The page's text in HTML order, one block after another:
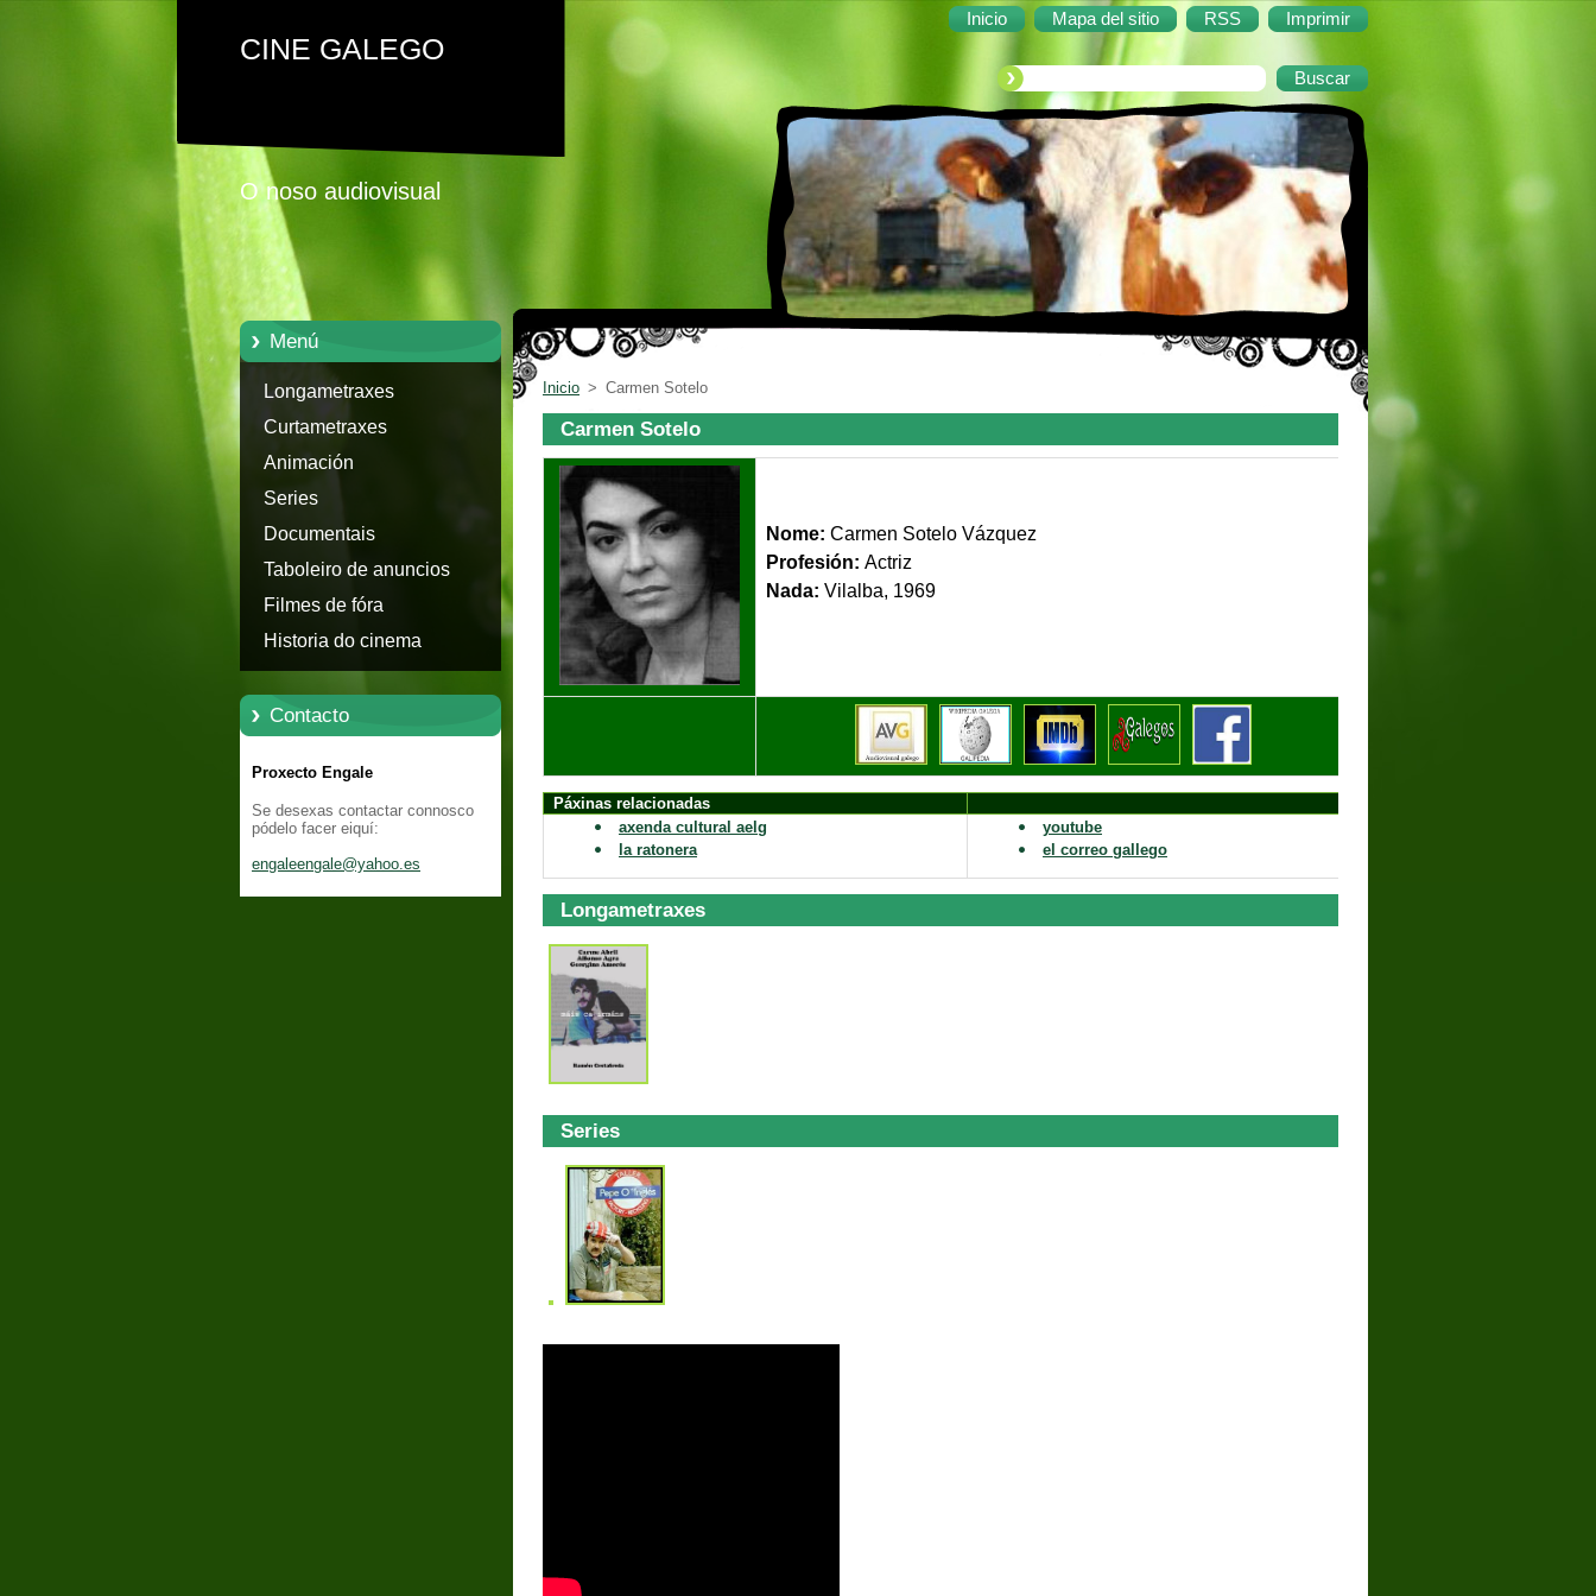
Inicio Mapa del sitio RSS Imprimir
CINE GALEGO
O noso audiovisual
Menú
Longametraxes
Curtametraxes
Animación
Series
Documentais
Taboleiro de anuncios
Filmes de fóra
Historia do cinema
Contacto
Proxecto Engale
Se desexas contactar connosco
pódelo facer eiquí:
engaleengale@yahoo.es
Inicio > Carmen Sotelo
Carmen Sotelo
Nome: Carmen Sotelo Vázquez
Profesión: Actriz
Nada: Vilalba, 1969
Páxinas relacionadas
axenda cultural aelg
la ratonera
youtube
el correo gallego
Longametraxes
Series